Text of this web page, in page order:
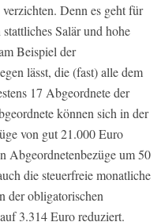
Denn es geht für
Salär und hohe
Beispiel der
lässt, die (fast) alle dem
17 Abgeordnete der
können sich in der
von gut 21.000 Euro
Abgeordnetenbezüge um 50
die steuerfreie monatliche
der obligatorischen
3.314 Euro reduziert.